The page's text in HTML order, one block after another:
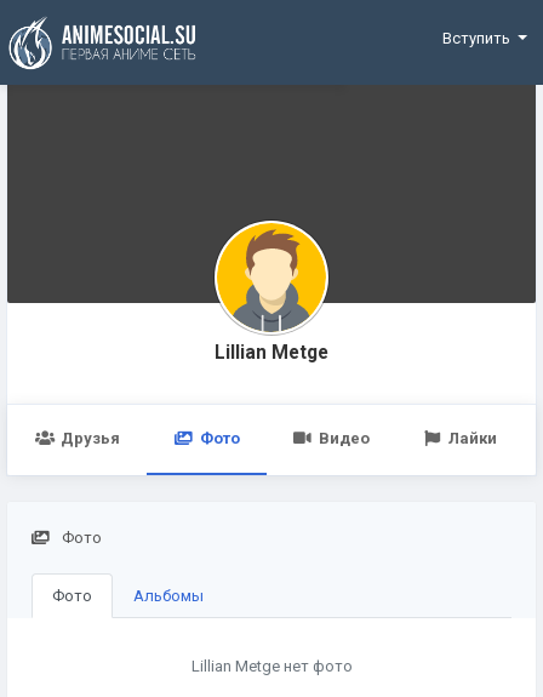
Funding
Вступить
Lillian Metge
Друзья Фото Видео Лайки
Фото
Фото Альбомы
Lillian Metge нет фото